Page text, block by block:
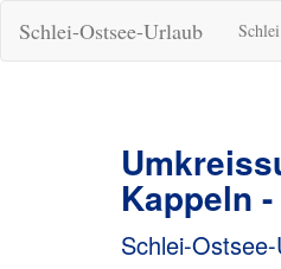
Schlei-Ostsee-Urlaub Schlei
Kappeln
Schlei-